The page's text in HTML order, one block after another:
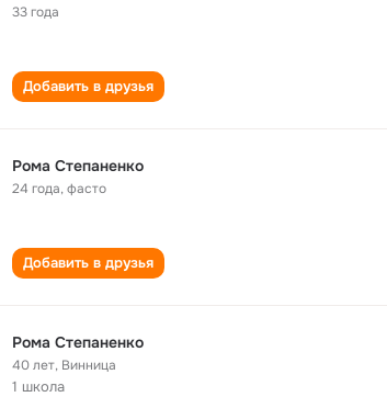
33 года
Добавить в друзья
Рома Степаненко
24 года,фасто
Добавить в друзья
Рома Степаненко
40 лет, Винница
1 школа